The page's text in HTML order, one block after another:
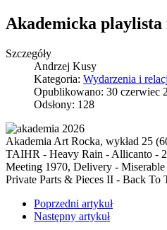
Akademicka playlista
Szczegóły
Andrzej Kusy
Kategoria: Wydarzenia i
Opublikowano: 30 czerwiec
Odsłony: 128
Akademia Art Rocka, wykład 25
TAIHR - Heavy Rain - Allicanto -
Meeting 1970, Delivery -
Private Parts & Pieces II - Back To
Poprzedni artykuł
Następny artykuł